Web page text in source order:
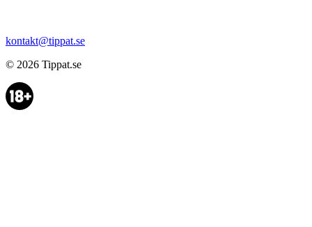
kontakt@tippat.se
© 2026 Tippat.se